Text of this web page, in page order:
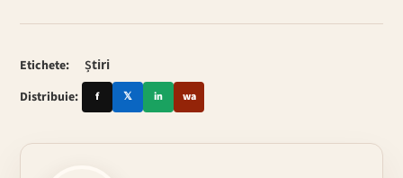
Etichete:
Știri
Distribuie:
f 𝕏 in wa